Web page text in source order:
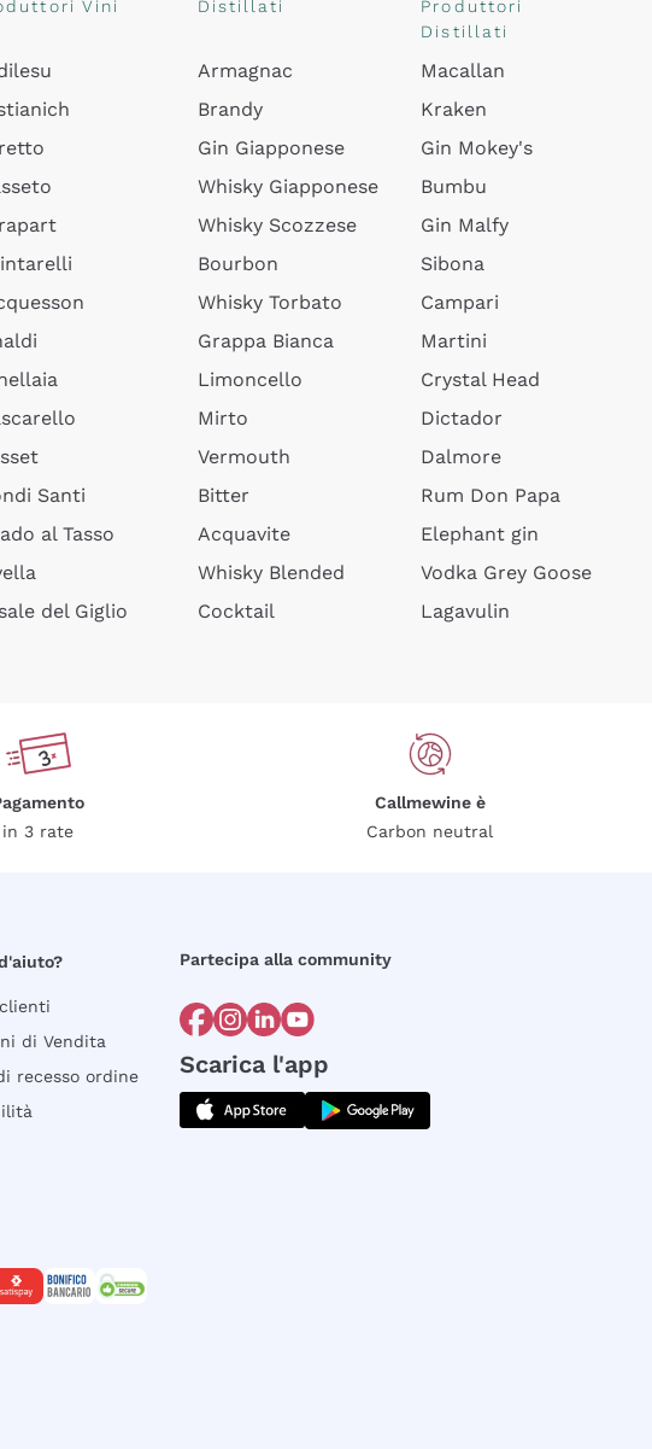
Vini
Santi
al Tasso
del Giglio
Distillati
Armagnac
Brandy
Gin Giapponese
Whisky Giapponese
Whisky Scozzese
Bourbon
Whisky Torbato
Grappa Bianca
Limoncello
Mirto
Vermouth
Bitter
Acquavite
Whisky Blended
Cocktail
Produttori
Distillati
Macallan
Kraken
Gin Mokey's
Bumbu
Gin Malfy
Sibona
Campari
Martini
Crystal Head
Dictador
Dalmore
Rum Don Papa
Elephant gin
Vodka Grey Goose
Lagavulin
in 3 rate
Callmewine è
Carbon neutral
di Vendita
recesso ordine
Partecipa alla community
Scarica l'app